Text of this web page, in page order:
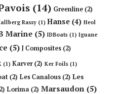
(14) Greenline (2)
Rassy (1) Hanse (4) Heol
Marine (5) IDBoats (1) Iguane
(5) J Composites (2)
(1) Karver(2) Ker Foils (1)
(2) Les Canalous (2) Les
Lorima (2) Marsaudon (5)